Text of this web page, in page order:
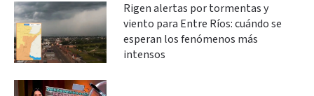
Rigen alertas por tormentas y
viento para Entre Ríos: cuándo se
esperan los fenómenos más
intensos